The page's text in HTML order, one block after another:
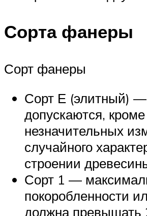
Сорта фанеры
Сорт фанеры
Сорт Е (элитный)
допускаются, кроме
незначительных
случайного
строении
Сорт 1 —
покоробленности
должна превышать